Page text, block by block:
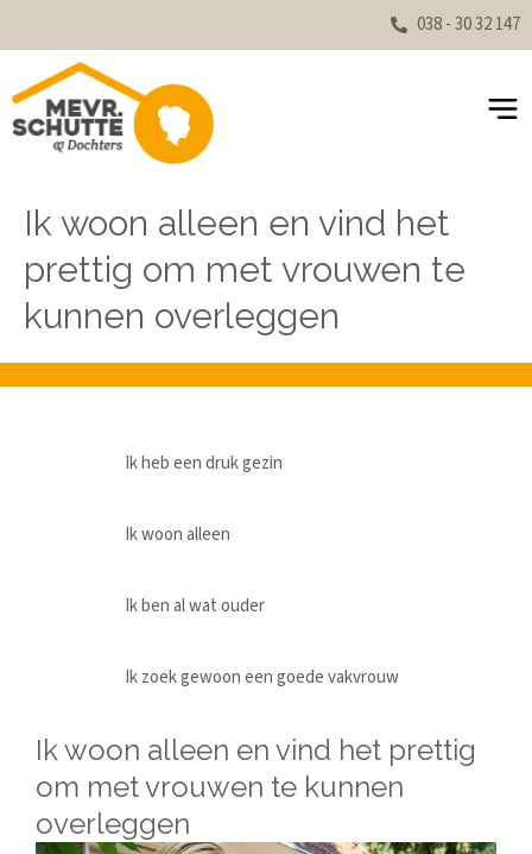
038 - 30 32 147
Ik woon alleen en vind het
prettig om met vrouwen te
kunnen overleggen
Ik heb een druk gezin
Ik woon alleen
Ik ben al wat ouder
Ik zoek gewoon een goede vakvrouw
Ik woon alleen en vind het prettig
om met vrouwen te kunnen
overleggen